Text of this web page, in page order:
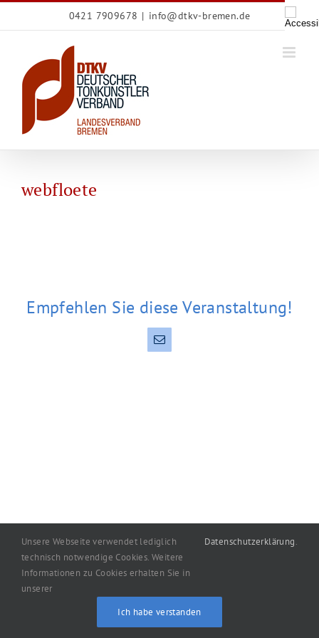
0421 7909678 | info@dtkv-bremen.de
webfloete
Empfehlen Sie diese Veranstaltung!
E-
Copyright2026machart: Oelgemöller
Datenschutzerklärung
Unsere Webseite verwendet lediglich
technisch notwendige Cookies. Weitere
Informationen zu Cookies erhalten Sie in
unserer
Datenschutzerklärung.
Ich habe verstanden